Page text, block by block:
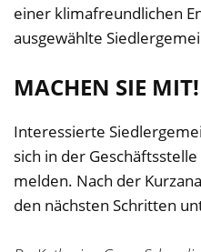
einer klimafreundlichen
ausgewählte
MACHEN SIE MIT!
Interessierte
sich in der
melden. Nach der
den nächsten Schritten